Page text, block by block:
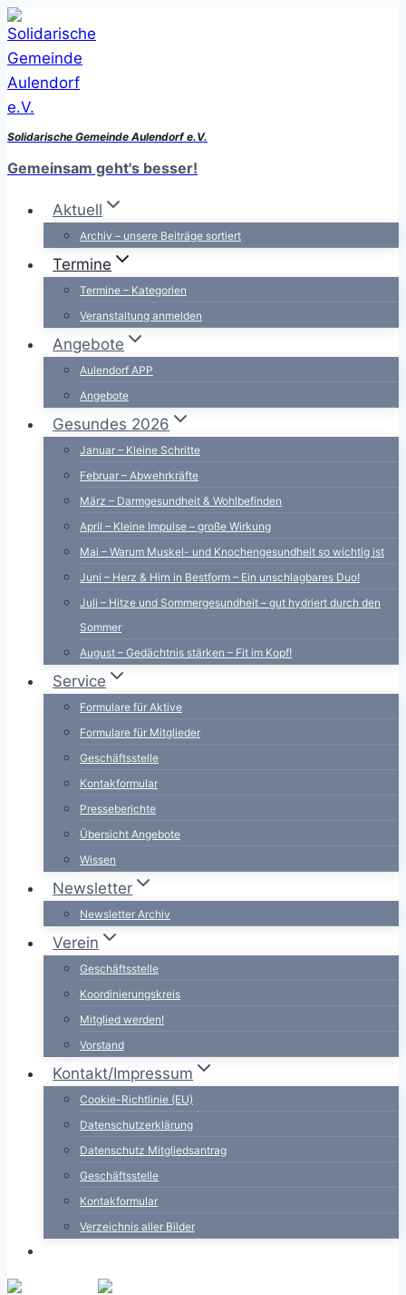
Zum
Inhalt
springen
Solidarische Gemeinde Aulendorf e.V.
Gemeinsam geht's besser!
Aktuell
Archiv – unsere Beiträge sortiert
Termine
Termine – Kategorien
Veranstaltung anmelden
Angebote
Aulendorf APP
Angebote
Gesundes 2026
Januar – Kleine Schritte
Februar – Abwehrkräfte
März – Darmgesundheit & Wohlbefinden
April – Kleine Impulse – große Wirkung
Mai – Warum Muskel- und Knochengesundheit so wichtig ist
Juni – Herz & Hirn in Bestform – Ein unschlagbares Duo!
Juli – Hitze und Sommergesundheit – gut hydriert durch den
Sommer
August – Gedächtnis stärken – Fit im Kopf!
Service
Formulare für Aktive
Formulare für Mitglieder
Geschäftsstelle
Kontakformular
Presseberichte
Übersicht Angebote
Wissen
Newsletter
Newsletter Archiv
Verein
Geschäftsstelle
Koordinierungskreis
Mitglied werden!
Vorstand
Kontakt/Impressum
Cookie-Richtlinie (EU)
Datenschutzerklärung
Datenschutz Mitgliedsantrag
Geschäftsstelle
Kontakformular
Verzeichnis aller Bilder